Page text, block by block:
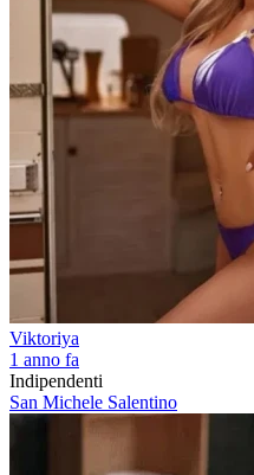
Viktoriya
1 anno fa
Indipendenti
San Michele Salentino